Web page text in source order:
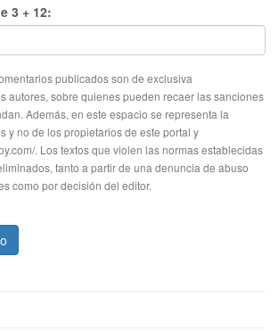
3 + 12:
publicados son de exclusiva
autores, sobre quienes pueden recaer las sanciones
Además, en este espacio se representa la
y no de los propietarios de este portal y
. Los textos que violen las normas establecidas
tanto a partir de una denuncia de abuso
como por decisión del editor.